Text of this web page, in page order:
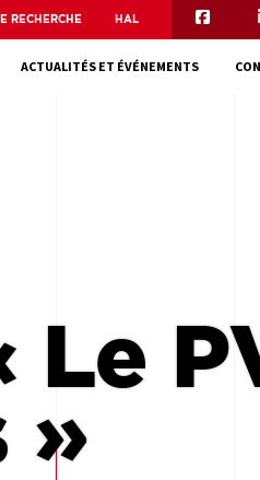
RECHERCHE HAL
ACTUALITÉS ET ÉVÉNEMENTS
Le
»